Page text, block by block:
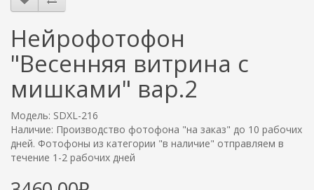
Нейрофотофон
"Весенняя витрина с
мишками" вар.2
Модель: SDXL-216
Наличие: Производство фотофона "на заказ" до 10 рабочих
дней. Фотофоны из категории "в наличие" отправляем в
течение 1-2 рабочих дней